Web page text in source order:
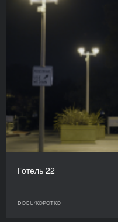
Готель 22
DOCU/КОРОТКО